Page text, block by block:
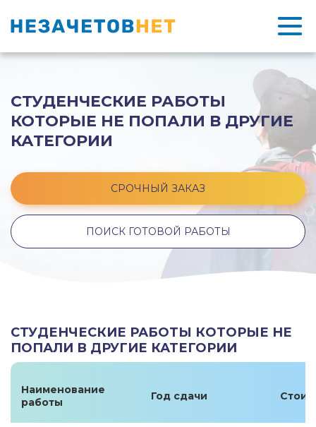
СТУДЕНЧЕСКИЕ РАБОТЫ
КОТОРЫЕ НЕ ПОПАЛИ В ДРУГИЕ
КАТЕГОРИИ
СРОЧНЫЙ ЗАКАЗ
ПОИСК ГОТОВОЙ РАБОТЫ
СТУДЕНЧЕСКИЕ РАБОТЫ КОТОРЫЕ НЕ
ПОПАЛИ В ДРУГИЕ КАТЕГОРИИ
Наименование
работы
Год сдачи